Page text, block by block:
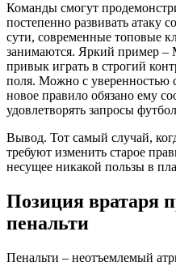
Команды смогут
постепенно развивать атаку
сути, современные топовые
занимаются. Яркий пример –
привык играть в строгий
поля. Можно с уверенностью
новое правило обязано ему
удовлетворять запросы
Вывод. Тот самый случай,
требуют изменить старое
несущее никакой пользы в
Позиция вратаря
пенальти
Пенальти – неотъемлемый